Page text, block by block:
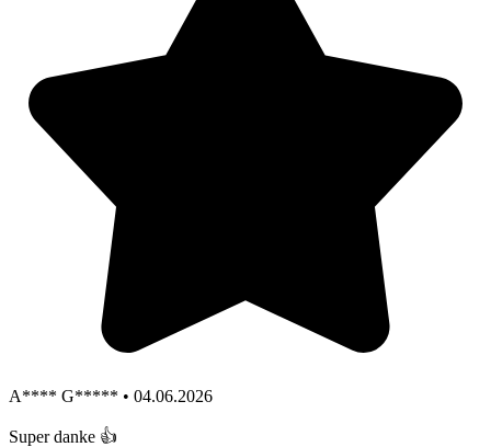
A**** G***** • 04.06.2026
Super danke 👍